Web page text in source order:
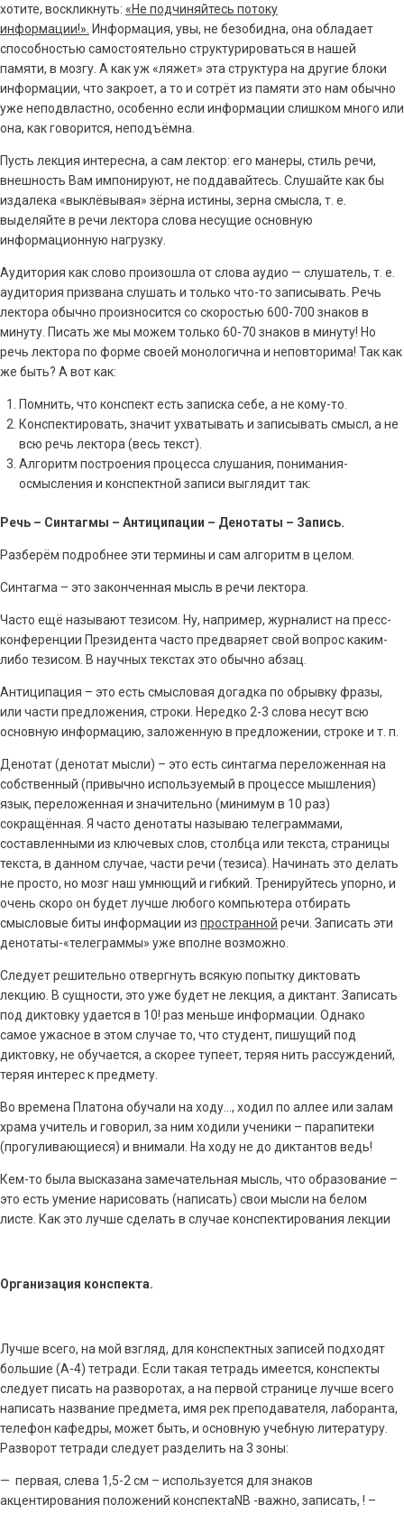
хотите, воскликнуть: «Не подчиняйтесь потоку
информации!». Информация, увы, не безобидна, она обладает
способностью самостоятельно структурироваться в нашей
памяти, в мозгу. А как уж «ляжет» эта структура на другие блоки
информации, что закроет, а то и сотрёт из памяти это нам обычно
уже неподвластно, особенно если информации слишком много или
она, как говорится, неподъёмна.
Пусть лекция интересна, а сам лектор: его манеры, стиль речи,
внешность Вам импонируют, не поддавайтесь. Слушайте как бы
издалека «выклёвывая» зёрна истины, зерна смысла, т. е.
выделяйте в речи лектора слова несущие основную
информационную нагрузку.
Аудитория как слово произошла от слова аудио — слушатель, т. е.
аудитория призвана слушать и только что-то записывать. Речь
лектора обычно произносится со скоростью 600-700 знаков в
минуту. Писать же мы можем только 60-70 знаков в минуту! Но
речь лектора по форме своей монологична и неповторима! Так как
же быть? А вот как:
Помнить, что конспект есть записка себе, а не кому-то.
Конспектировать, значит ухватывать и записывать смысл, а не
всю речь лектора (весь текст).
Алгоритм построения процесса слушания, понимания-
осмысления и конспектной записи выглядит так:
Речь – Синтагмы – Антиципации – Денотаты – Запись.
Разберём подробнее эти термины и сам алгоритм в целом.
Синтагма – это законченная мысль в речи лектора.
Часто ещё называют тезисом. Ну, например, журналист на пресс-
конференции Президента часто предваряет свой вопрос каким-
либо тезисом. В научных текстах это обычно абзац.
Антиципация – это есть смысловая догадка по обрывку фразы,
или части предложения, строки. Нередко 2-3 слова несут всю
основную информацию, заложенную в предложении, строке и т. п.
Денотат (денотат мысли) – это есть синтагма переложенная на
собственный (привычно используемый в процессе мышления)
язык, переложенная и значительно (минимум в 10 раз)
сокращённая. Я часто денотаты называю телеграммами,
составленными из ключевых слов, столбца или текста, страницы
текста, в данном случае, части речи (тезиса). Начинать это делать
не просто, но мозг наш умнющий и гибкий. Тренируйтесь упорно, и
очень скоро он будет лучше любого компьютера отбирать
смысловые биты информации из пространной речи. Записать эти
денотаты-«телеграммы» уже вполне возможно.
Следует решительно отвергнуть всякую попытку диктовать
лекцию. В сущности, это уже будет не лекция, а диктант. Записать
под диктовку удается в 10! раз меньше информации. Однако
самое ужасное в этом случае то, что студент, пишущий под
диктовку, не обучается, а скорее тупеет, теряя нить рассуждений,
теряя интерес к предмету.
Во времена Платона обучали на ходу…, ходил по аллее или залам
храма учитель и говорил, за ним ходили ученики – парапитеки
(прогуливающиеся) и внимали. На ходу не до диктантов ведь!
Кем-то была высказана замечательная мысль, что образование –
это есть умение нарисовать (написать) свои мысли на белом
листе. Как это лучше сделать в случае конспектирования лекции
Организация конспекта.
Лучше всего, на мой взгляд, для конспектных записей подходят
большие (А-4) тетради. Если такая тетрадь имеется, конспекты
следует писать на разворотах, а на первой странице лучше всего
написать название предмета, имя рек преподавателя, лаборанта,
телефон кафедры, может быть, и основную учебную литературу.
Разворот тетради следует разделить на 3 зоны:
— первая, слева 1,5-2 см – используется для знаков
акцентирования положений конспектаNB -важно, записать, ! –